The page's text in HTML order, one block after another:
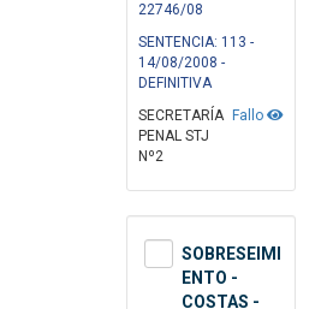
22746/08
SENTENCIA: 113 -
14/08/2008 -
DEFINITIVA
Fallo
SECRETARÍA
PENAL STJ
Nº2
SOBRESEIMI
ENTO -
COSTAS -